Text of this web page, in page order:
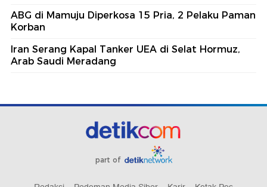
ABG di Mamuju Diperkosa 15 Pria, 2 Pelaku Paman
Korban
Iran Serang Kapal Tanker UEA di Selat Hormuz,
Arab Saudi Meradang
part of